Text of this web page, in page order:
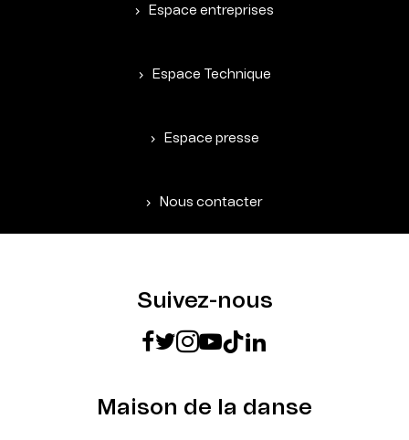
Espace entreprises
Espace Technique
Espace presse
Nous contacter
Suivez-nous
Maison de la danse